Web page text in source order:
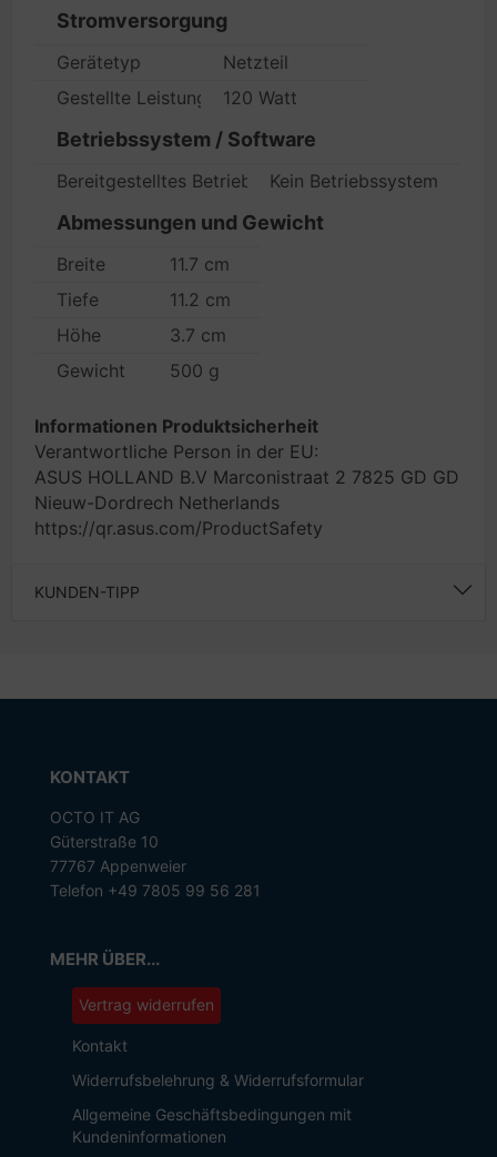
Stromversorgung
Gerätetyp
Netzteil
Gestellte Leistung
120 Watt
Betriebssystem / Software
Bereitgestelltes BetriebssystemKein Betriebssystem
Abmessungen und Gewicht
Breite
11.7 cm
Tiefe
11.2 cm
Höhe
3.7 cm
Gewicht
500 g
Informationen Produktsicherheit
Verantwortliche Person in der EU:
ASUS HOLLAND B.V Marconistraat 2 7825 GD GD
Nieuw-Dordrech Netherlands
https://qr.asus.com/ProductSafety
KUNDEN-TIPP
KONTAKT
OCTO IT AG
Güterstraße 10
77767 Appenweier
Telefon +49 7805 99 56 281
MEHR ÜBER...
Vertrag widerrufen
Kontakt
Widerrufsbelehrung & Widerrufsformular
Allgemeine Geschäftsbedingungen mit
Kundeninformationen